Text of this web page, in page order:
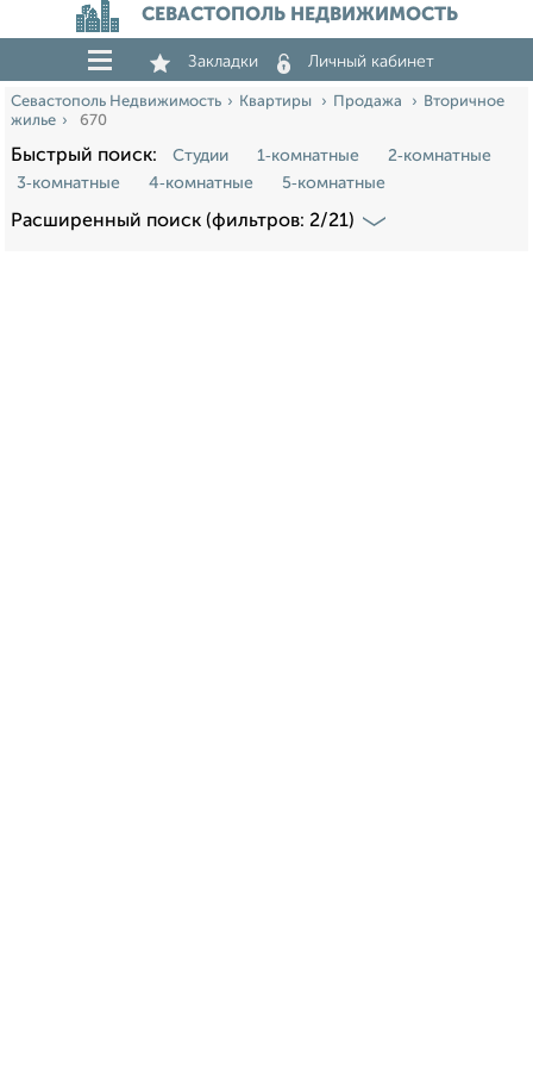
СЕВАСТОПОЛЬ НЕДВИЖИМОСТЬ
Закладки Личный кабинет
Севастополь Недвижимость Квартиры Продажа
Вторичное
жилье
670
Быстрый поиск: Студии 1‑комнатные
2‑комнатные
3‑комнатные
4‑комнатные 5‑комнатные
Расширенный поиск (фильтров: 2/21)